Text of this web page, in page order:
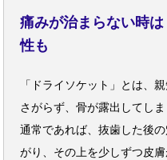
痛みが治まらない時
性も
「ドライソケット」とは、
さがらず、骨が露出してし
通常であれば、抜歯した後
がり、その上を少しずつ皮